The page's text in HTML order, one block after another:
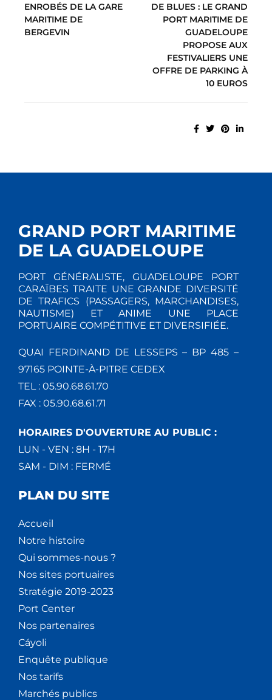
ENROBÉS DE LA GARE
MARITIME DE
BERGEVIN
DE BLUES : LE GRAND
PORT MARITIME DE
GUADELOUPE
PROPOSE AUX
FESTIVALIERS UNE
OFFRE DE PARKING À
10 EUROS
GRAND PORT MARITIME
DE LA GUADELOUPE
PORT GÉNÉRALISTE, GUADELOUPE PORT
CARAÏBES TRAITE UNE GRANDE DIVERSITÉ
DE TRAFICS (PASSAGERS, MARCHANDISES,
NAUTISME) ET ANIME UNE PLACE
PORTUAIRE COMPÉTITIVE ET DIVERSIFIÉE.
QUAI FERDINAND DE LESSEPS – BP 485 –
97165 POINTE-À-PITRE CEDEX
TEL : 05.90.68.61.70
FAX : 05.90.68.61.71
HORAIRES D'OUVERTURE AU PUBLIC :
LUN - VEN : 8H - 17H
SAM - DIM : FERMÉ
PLAN DU SITE
Accueil
Notre histoire
Qui sommes-nous ?
Nos sites portuaires
Stratégie 2019-2023
Port Center
Nos partenaires
Cáyoli
Enquête publique
Nos tarifs
Marchés publics